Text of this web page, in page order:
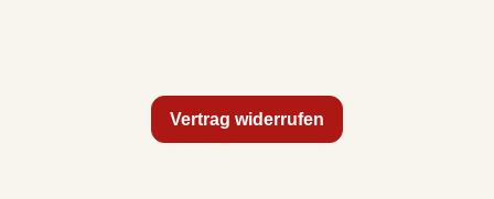
Vertrag widerrufen